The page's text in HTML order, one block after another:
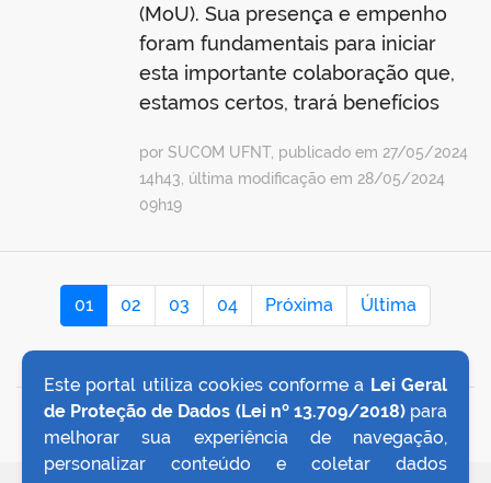
(MoU). Sua presença e empenho
foram fundamentais para iniciar
esta importante colaboração que,
estamos certos, trará benefícios
por SUCOM UFNT, publicado em 27/05/2024
14h43, última modificação em 28/05/2024
09h19
01 02 03 04 Próxima Última
VOLTAR AO TOPO
Este portal utiliza cookies conforme a Lei Geral
de Proteção de Dados (Lei nº 13.709/2018)para
melhorar sua experiência de navegação,
personalizar conteúdo e coletar dados